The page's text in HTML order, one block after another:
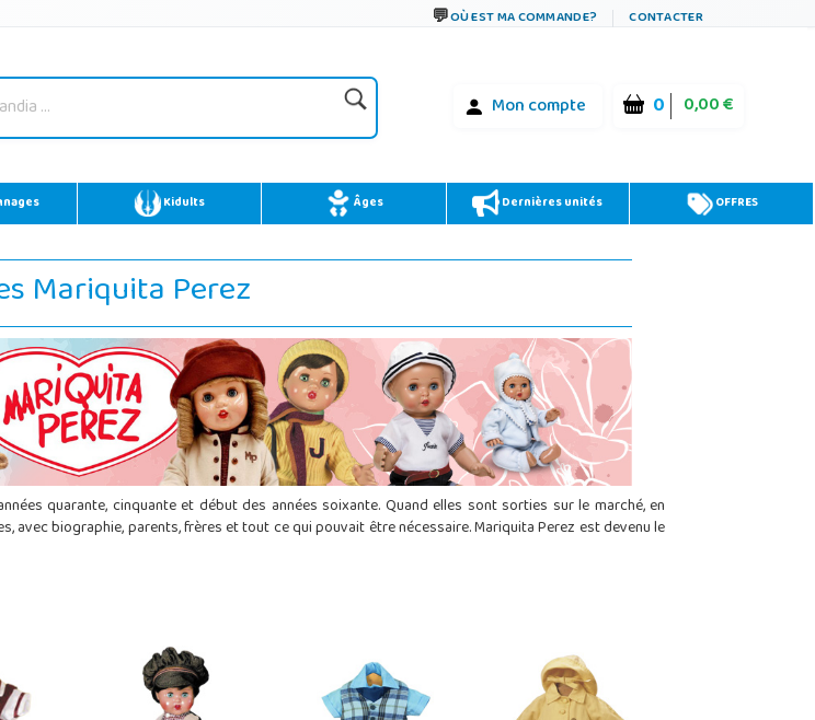
OÙ EST MA COMMANDE? CONTACTER
Mon compte 0 0,00 €
Kidults Âges Dernières unités OFFRES
Mariquita Perez
quarante, cinquante et début des années soixante. Quand elles sont sorties sur le marché, en
avec biographie, parents, frères et tout ce qui pouvait être nécessaire. Mariquita Perez est devenu le